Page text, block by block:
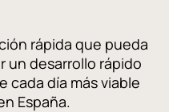
rápida que pueda
un desarrollo rápido
cada día más viable
España.